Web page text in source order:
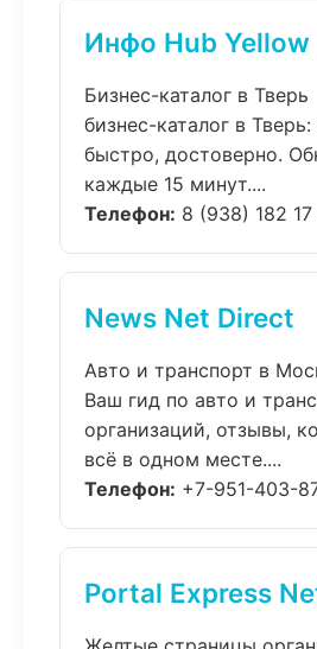
Инфо Hub Yellow
Бизнес-каталог в Тверь
бизнес-каталог в Тверь:
быстро, достоверно.
каждые 15 минут....
Телефон: 8 (938) 182
News Net Direct
Авто и транспорт в
Ваш гид по авто и
организаций, отзывы,
всё в одном месте....
Телефон: +7-951-403-
Portal Express